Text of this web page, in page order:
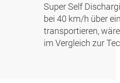
Super Self
bei 40 km/h über
transportieren,
im Vergleich zur